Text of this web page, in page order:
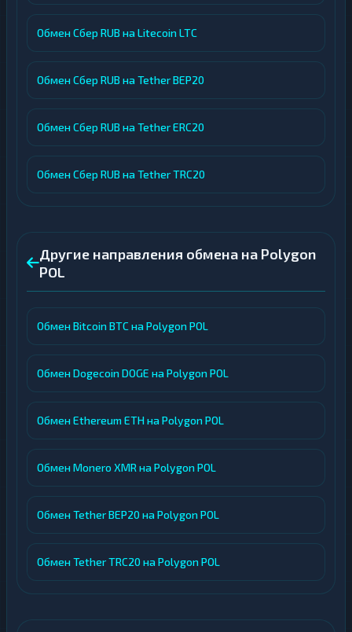
Обмен Сбер RUB на Litecoin LTC
Обмен Сбер RUB на Tether BEP20
Обмен Сбер RUB на Tether ERC20
Обмен Сбер RUB на Tether TRC20
Другие направления обмена на Polygon
POL
Обмен Bitcoin BTC на Polygon POL
Обмен Dogecoin DOGE на Polygon POL
Обмен Ethereum ETH на Polygon POL
Обмен Monero XMR на Polygon POL
Обмен Tether BEP20 на Polygon POL
Обмен Tether TRC20 на Polygon POL